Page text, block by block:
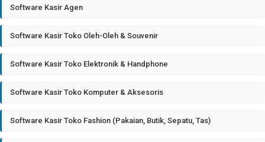
Software Kasir Agen
Software Kasir Toko Oleh-Oleh & Souvenir
Software Kasir Toko Elektronik & Handphone
Software Kasir Toko Komputer & Aksesoris
Software Kasir Toko Fashion (Pakaian, Butik, Sepatu, Tas)